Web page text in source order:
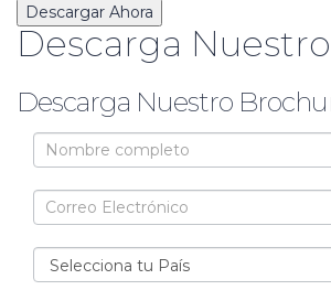
Descargar Ahora
Descarga
Descarga Nuestro
Brochure